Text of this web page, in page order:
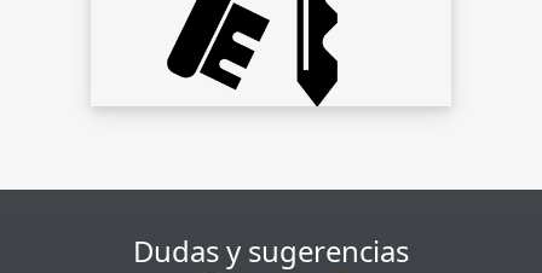
Dudas y sugerencias